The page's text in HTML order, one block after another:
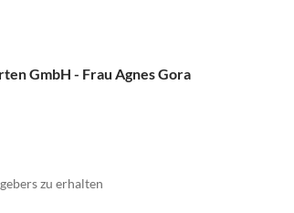
GmbH - Frau Agnes Gora
zu erhalten